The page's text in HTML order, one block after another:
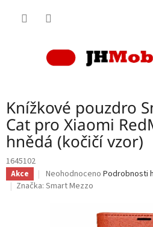
Knížkové pouzdro
Cat pro Xiaomi
hnědá (kočičí vzor)
1645102
Akce
Průměrné
hodnocení
Neohodnoceno Podrobnosti
Značka: Smart Mezzo